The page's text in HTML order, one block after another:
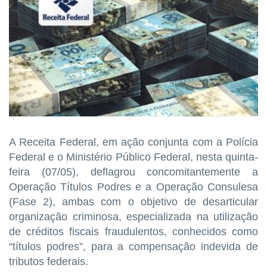
A Receita Federal, em ação conjunta com a Polícia
Federal e o Ministério Público Federal, nesta quinta-
feira (07/05), deflagrou concomitantemente a
Operação Títulos Podres e a Operação Consulesa
(Fase 2), ambas com o objetivo de desarticular
organização criminosa, especializada na utilização
de créditos fiscais fraudulentos, conhecidos como
“títulos podres”, para a compensação indevida de
tributos federais.